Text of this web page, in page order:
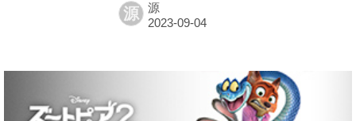
源 源